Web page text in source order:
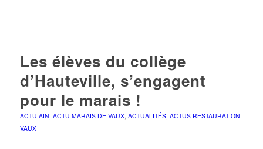
Les élèves du collège
d’Hauteville, s’engagent
pour le marais !
ACTU AIN, ACTU MARAIS DE VAUX, ACTUALITÉS, ACTUS RESTAURATION
VAUX